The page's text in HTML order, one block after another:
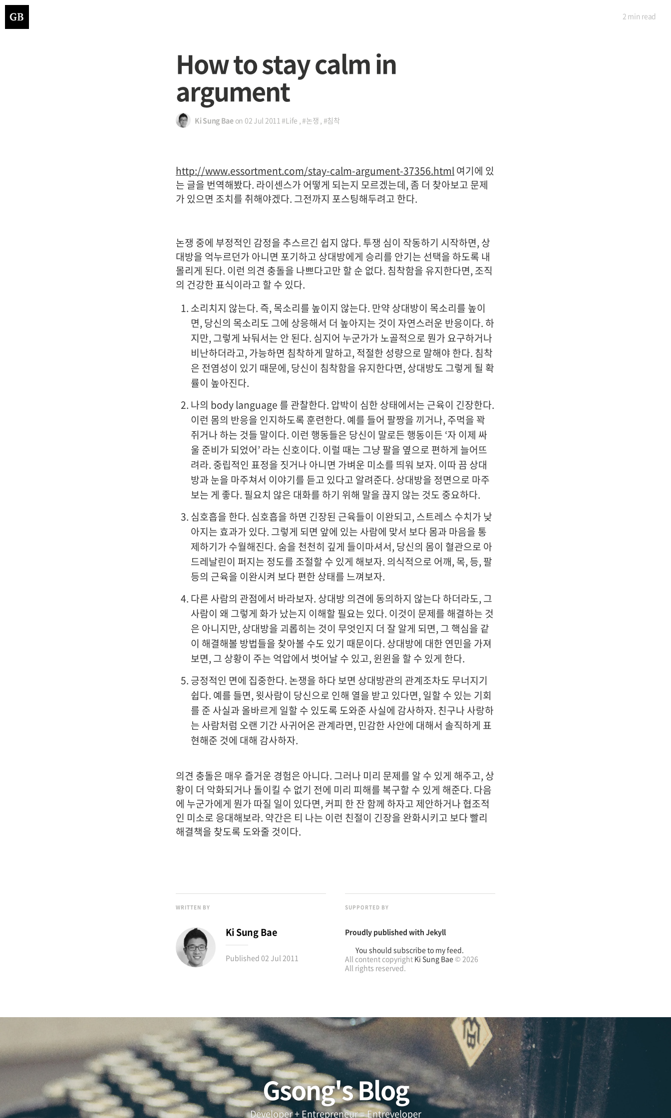
How to stay calm in
argument
Ki Sung Baeon 02 Jul 2011#Life ,#논쟁 , #침착
2 min read
http://www.essortment.com/stay-calm-argument-37356.html여기에 있
는 글을 번역해봤다. 라이센스가 어떻게 되는지 모르겠는데, 좀 더 찾아보고 문제
가 있으면 조치를 취해야겠다. 그전까지 포스팅해두려고 한다.
논쟁 중에 부정적인 감정을 추스르긴 쉽지 않다. 투쟁 심이 작동하기 시작하면, 상
대방을 억누르던가 아니면 포기하고 상대방에게 승리를 안기는 선택을 하도록 내
몰리게 된다. 이런 의견 충돌을 나쁘다고만 할 순 없다. 침착함을 유지한다면, 조직
의 건강한 표식이라고 할 수 있다.
소리치지 않는다. 즉, 목소리를 높이지 않는다. 만약 상대방이 목소리를 높이
면, 당신의 목소리도 그에 상응해서 더 높아지는 것이 자연스러운 반응이다. 하
지만, 그렇게 놔둬서는 안 된다. 심지어 누군가가 노골적으로 뭔가 요구하거나
비난하더라고, 가능하면 침착하게 말하고, 적절한 성량으로 말해야 한다. 침착
은 전염성이 있기 때문에, 당신이 침착함을 유지한다면, 상대방도 그렇게 될 확
률이 높아진다.
나의 body language 를 관찰한다. 압박이 심한 상태에서는 근육이 긴장한다.
이런 몸의 반응을 인지하도록 훈련한다. 예를 들어 팔짱을 끼거나, 주먹을 꽉
쥐거나 하는 것들 말이다. 이런 행동들은 당신이 말로든 행동이든 ‘자 이제 싸
울 준비가 되었어’ 라는 신호이다. 이럴 때는 그냥 팔을 옆으로 편하게 늘어뜨
려라. 중립적인 표정을 짓거나 아니면 가벼운 미소를 띄워 보자. 이따 끔 상대
방과 눈을 마주쳐서 이야기를 듣고 있다고 알려준다. 상대방을 정면으로 마주
보는 게 좋다. 필요치 않은 대화를 하기 위해 말을 끊지 않는 것도 중요하다.
심호흡을 한다. 심호흡을 하면 긴장된 근육들이 이완되고, 스트레스 수치가 낮
아지는 효과가 있다. 그렇게 되면 앞에 있는 사람에 맞서 보다 몸과 마음을 통
제하기가 수월해진다. 숨을 천천히 깊게 들이마셔서, 당신의 몸이 혈관으로 아
드레날린이 퍼지는 정도를 조절할 수 있게 해보자. 의식적으로 어깨, 목, 등, 팔
등의 근육을 이완시켜 보다 편한 상태를 느껴보자.
다른 사람의 관점에서 바라보자. 상대방 의견에 동의하지 않는다 하더라도, 그
사람이 왜 그렇게 화가 났는지 이해할 필요는 있다. 이것이 문제를 해결하는 것
은 아니지만, 상대방을 괴롭히는 것이 무엇인지 더 잘 알게 되면, 그 핵심을 같
이 해결해볼 방법들을 찾아볼 수도 있기 때문이다. 상대방에 대한 연민을 가져
보면, 그 상황이 주는 억압에서 벗어날 수 있고, 윈윈을 할 수 있게 한다.
긍정적인 면에 집중한다. 논쟁을 하다 보면 상대방관의 관계조차도 무너지기
쉽다. 예를 들면, 윗사람이 당신으로 인해 열을 받고 있다면, 일할 수 있는 기회
를 준 사실과 올바르게 일할 수 있도록 도와준 사실에 감사하자. 친구나 사랑하
는 사람처럼 오랜 기간 사귀어온 관계라면, 민감한 사안에 대해서 솔직하게 표
현해준 것에 대해 감사하자.
의견 충돌은 매우 즐거운 경험은 아니다. 그러나 미리 문제를 알 수 있게 해주고, 상
황이 더 악화되거나 돌이킬 수 없기 전에 미리 피해를 복구할 수 있게 해준다. 다음
에 누군가에게 뭔가 따질 일이 있다면, 커피 한 잔 함께 하자고 제안하거나 협조적
인 미소로 응대해보라. 약간은 티 나는 이런 친절이 긴장을 완화시키고 보다 빨리
해결책을 찾도록 도와줄 것이다.
WRITTEN BY
Ki Sung Bae
Published 02 Jul 2011
SUPPORTED BY
Proudly published withJekyll
You should subscribe to my feed.
All content copyright Ki Sung Bae© 2026
All rights reserved.
Gsong's Blog
Developer + Entrepreneur = Entreveloper